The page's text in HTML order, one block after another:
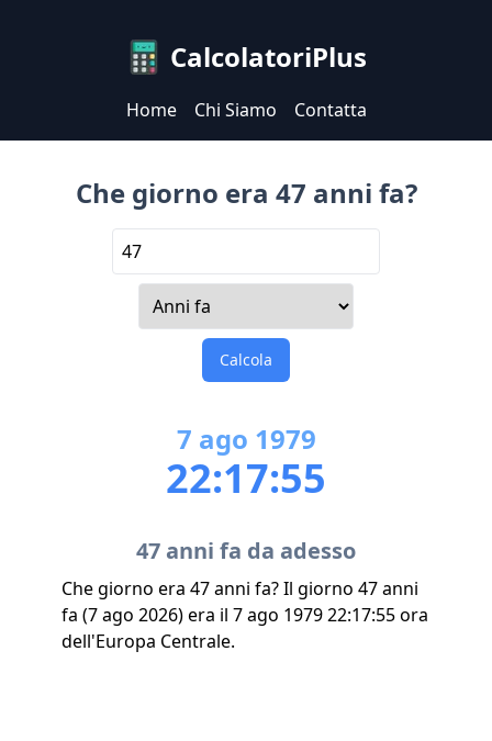
CalcolatoriPlus
Home Chi Siamo Contatta
Che giorno era 47 anni fa?
Calcola
7 ago 1979
22:17:55
47 anni fa da adesso
Che giorno era 47 anni fa? Il giorno 47 anni
fa (7 ago 2026) era il 7 ago 1979 22:17:55 ora
dell'Europa Centrale.